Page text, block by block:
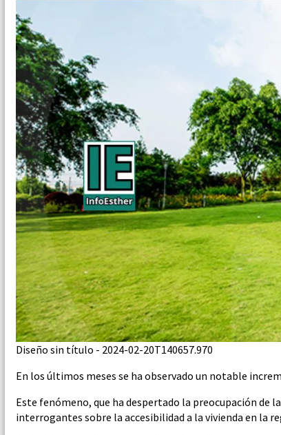
Diseño sin título - 2024-02-20T140657.970
En los últimos meses se ha observado un notable
Este fenómeno, que ha despertado la preocupación
interrogantes sobre la accesibilidad a la vivienda en la